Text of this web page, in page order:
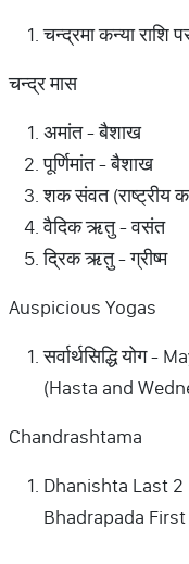
चन्द्रमा कन्या राशि
चन्द्र मास
अमांत - बैशाख
पूर्णिमांत - बैशाख
शक संवत (राष्ट्रीय
वैदिक ऋतु - वसंत
द्रिक ऋतु - ग्रीष्म
Auspicious Yogas
सर्वार्थसिद्धि योग
(Hasta and
Chandrashtama
Dhanishta Last
Bhadrapada